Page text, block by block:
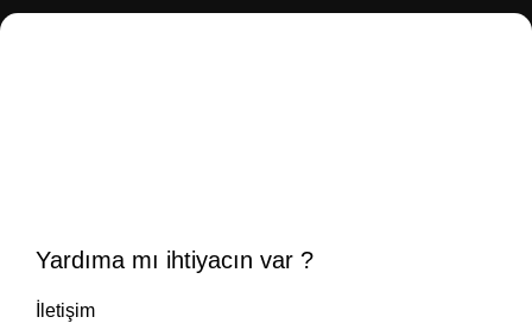
Yardıma mı ihtiyacın var ?
İletişim